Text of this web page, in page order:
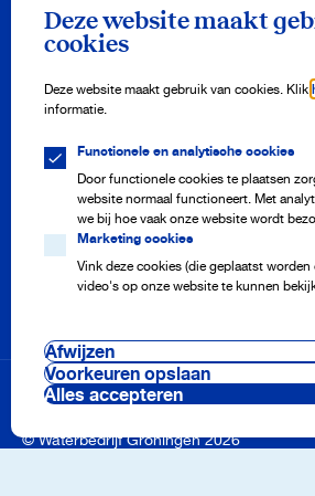
Deze website maakt
cookies
Deze website maakt gebruik van cookies. Klik
informatie.
Functionele en analytische cookies
Door functionele cookies te plaatsen
website normaal functioneert. Met
we bij hoe vaak onze website wordt
Marketing cookies
Vink deze cookies (die geplaatst worden
video's op onze website te kunnen
Afwijzen
Voorkeuren opslaan
Alles accepteren
Meterstand doorgeven
Adres aanmelden of afmelden
Storing melden
Veelgestelde vragen
Werken bij
Nieuwsbrief
Meld je aan en ontvang drie keer per jaar
watertips!
© Waterbedrijf Groningen 2026
Cookie voorkeuren
Voorwaarden & regelingen
Disclaimer & privacy